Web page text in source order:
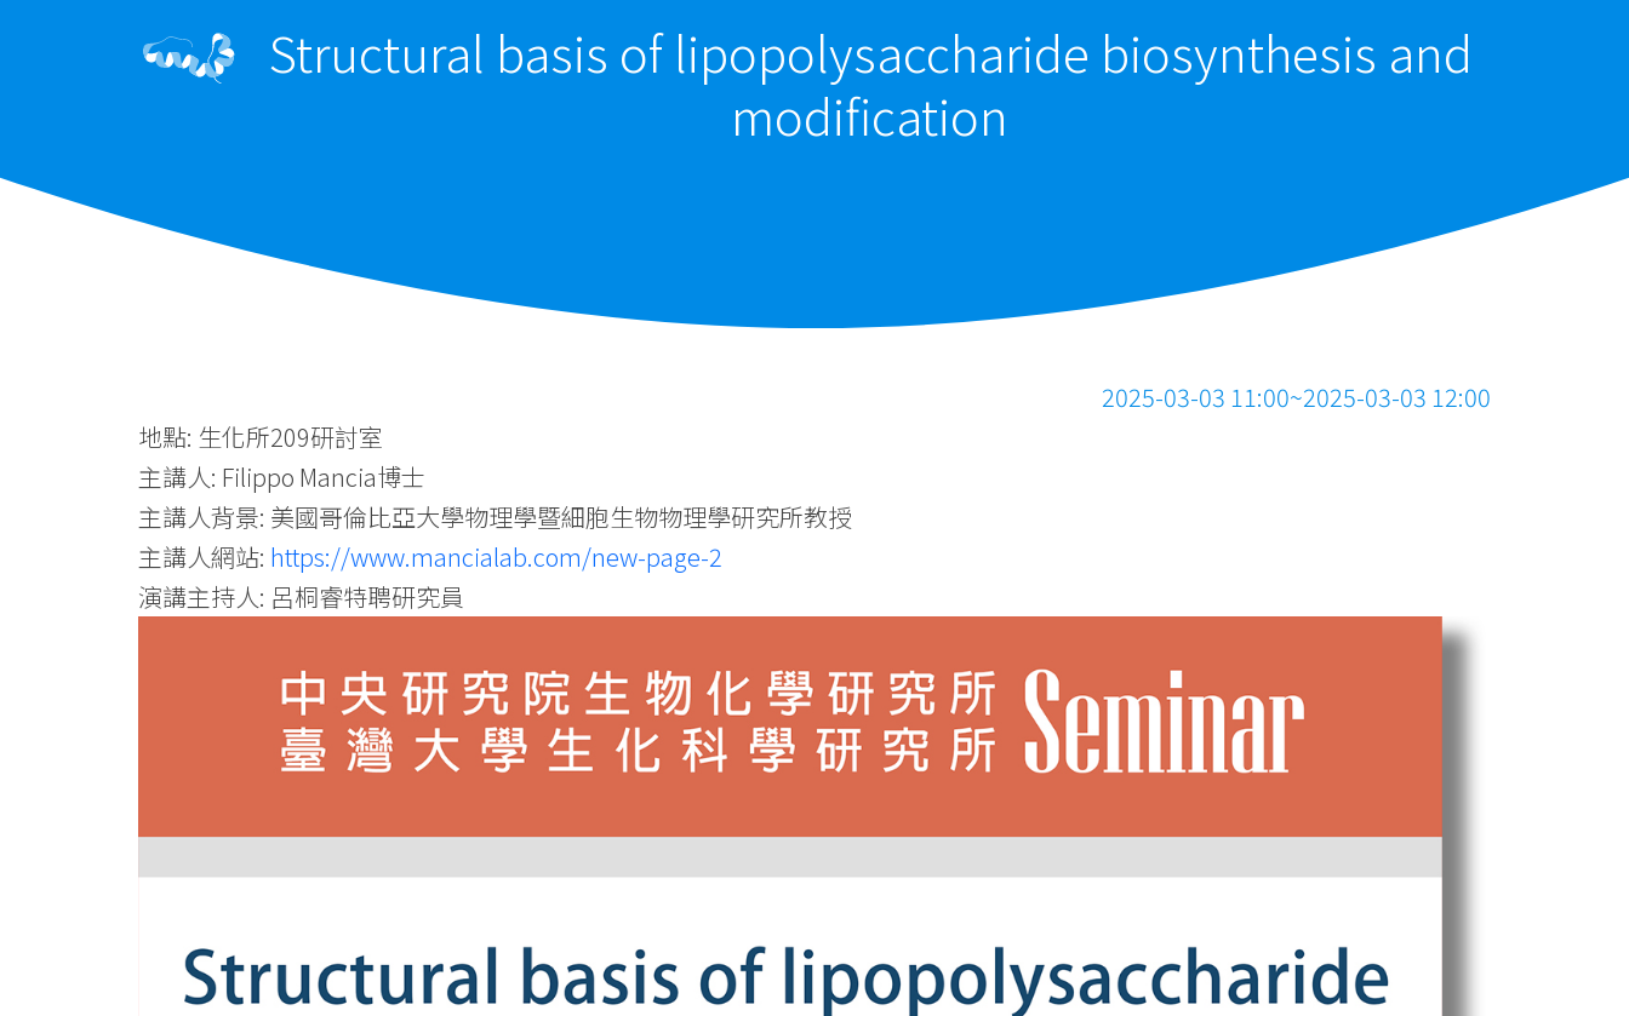
Structural basis of lipopolysaccharide biosynthesis and
modification
2025-03-03 11:00~2025-03-03 12:00
地點: 生化所209研討室
主講人: Filippo Mancia博士
主講人背景: 美國哥倫比亞大學物理學暨細胞生物物理學研究所教授
主講人網站: https://www.mancialab.com/new-page-2
演講主持人: 呂桐睿特聘研究員